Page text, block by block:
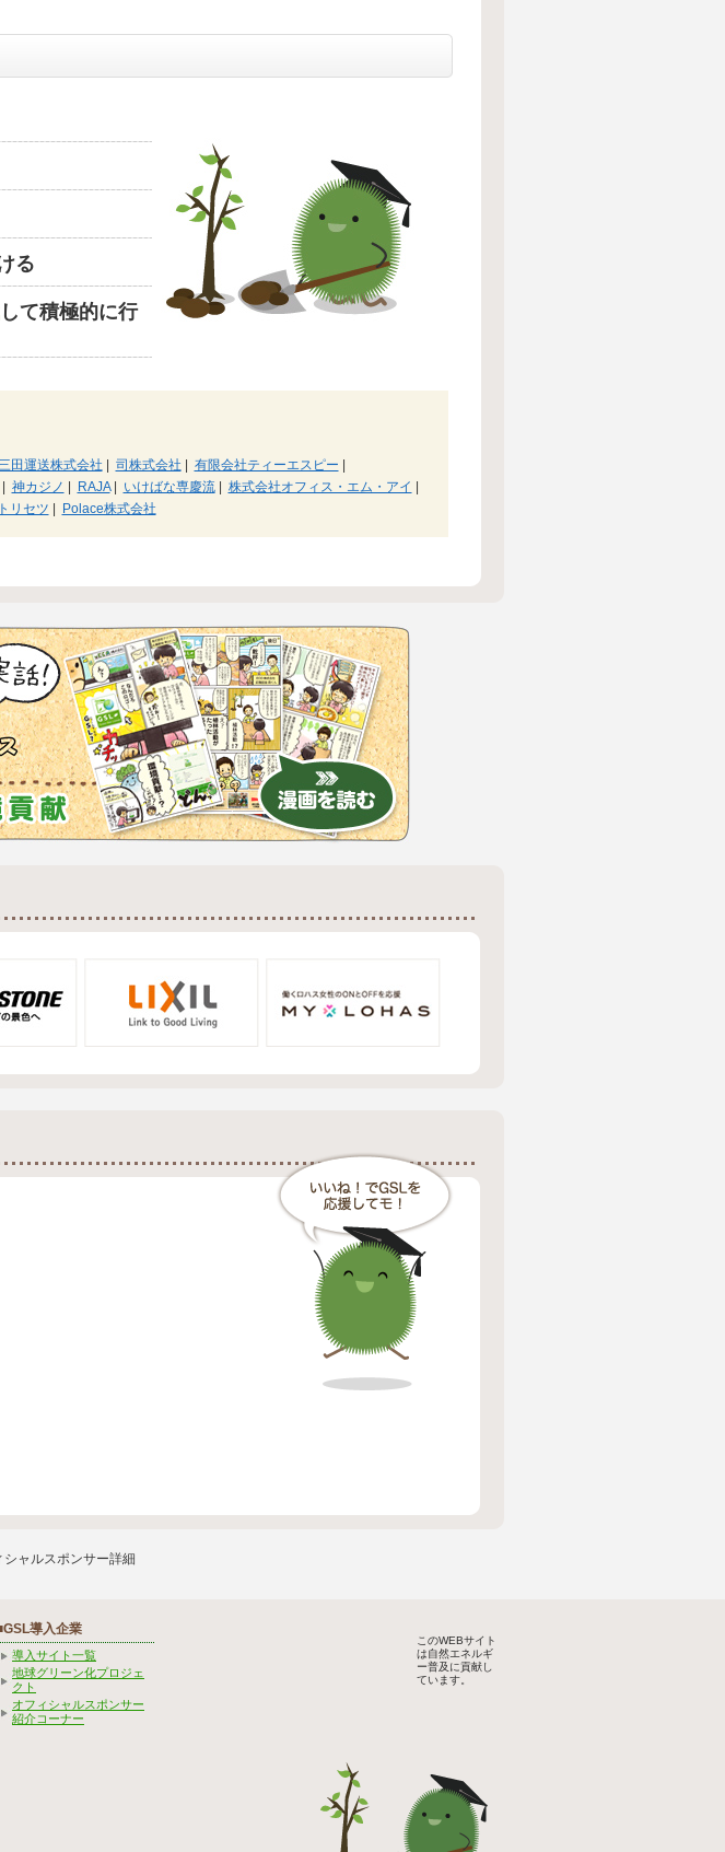
る
して積極的に行
田運送株式会社 司株式会社 有限会社ティーエスピー
神カジノ RAJA| いけばな専慶流| 株式会社オフィス・エム・アイ
リセツ Polace株式会社
ャルスポンサー詳細
導入企業
導入サイト一覧
地球グリーン化プロジェ
クト
オフィシャルスポンサー
紹介コーナー
このWEBサイト
は自然エネルギ
ー普及に貢献し
ています。